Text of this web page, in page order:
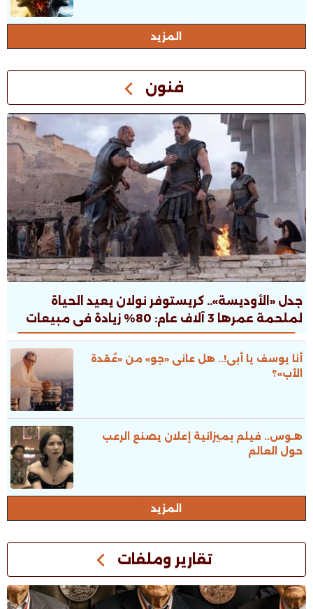
المزيد
فنون
جدل «الأوديسة».. كريستوفر نولان يعيد الحياة
لملحمة عمرها 3 آلاف عام: 80% زيادة فى مبيعات
الطبعات.. ونقاش ثقافى صاخب
أنا يوسف يا أبى!.. هل عانى «جو» من «عُقدة
الأب»؟
هـوس.. فيلم بميزانية إعلان يصنع الرعب
حول العالم
المزيد
تقارير وملفات